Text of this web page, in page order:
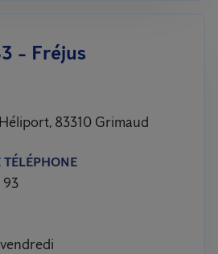
- Fréjus
83310 Grimaud
TÉLÉPHONE
93